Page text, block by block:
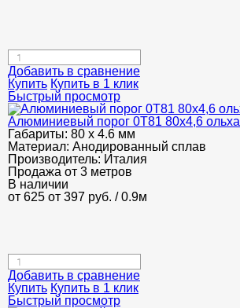
Добавить в сравнение
Купить Купить в 1 клик
Быстрый просмотр
Алюминиевый порог 0Т81 80х4,6 ольха
Габариты: 80 х 4.6 мм
Материал: Анодированный сплав
Производитель: Италия
Продажа от 3 метров
В наличии
от 625 от 397 руб. / 0.9м
Добавить в сравнение
Купить Купить в 1 клик
Быстрый просмотр